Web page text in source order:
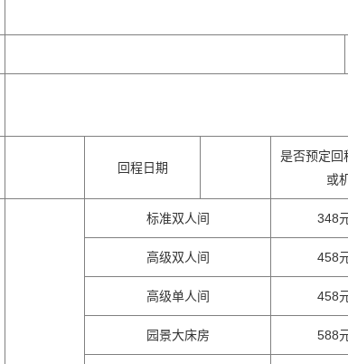
回程日期
是否预定回
或
标准双人间 348
高级双人间 458
高级单人间 458
园景大床房 588